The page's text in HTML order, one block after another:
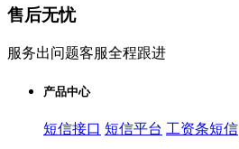
售后无忧
服务出问题客服全程跟进
产品中心
短信接口 短信平台 工资条短信